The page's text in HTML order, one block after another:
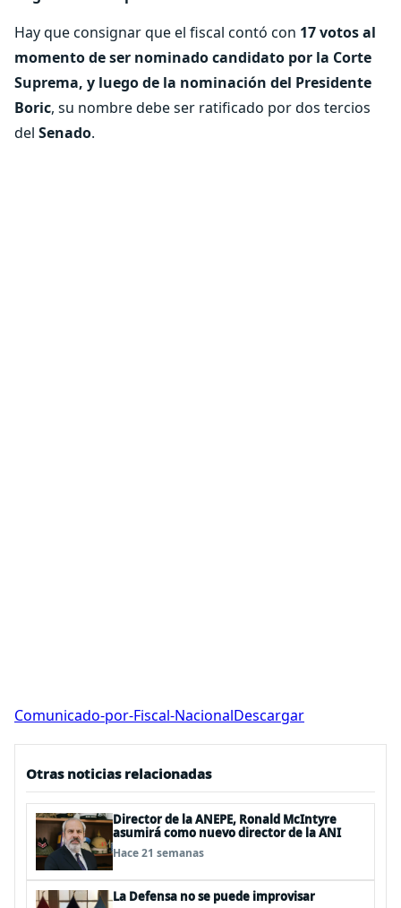
Hay que consignar que el fiscal contó con 17 votos al
momento de ser nominado candidato por la Corte
Suprema, y luego de la nominación del Presidente
Boric, su nombre debe ser ratificado por dos tercios
del Senado.
Comunicado-por-Fiscal-NacionalDescargar
Otras noticias relacionadas
Director de la ANEPE, Ronald McIntyre
asumirá como nuevo director de la ANI
Hace 21 semanas
La Defensa no se puede improvisar